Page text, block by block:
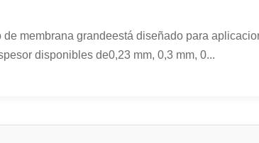
membrana grandeestá diseñado para
disponibles de0,23 mm, 0,3 mm, 0...